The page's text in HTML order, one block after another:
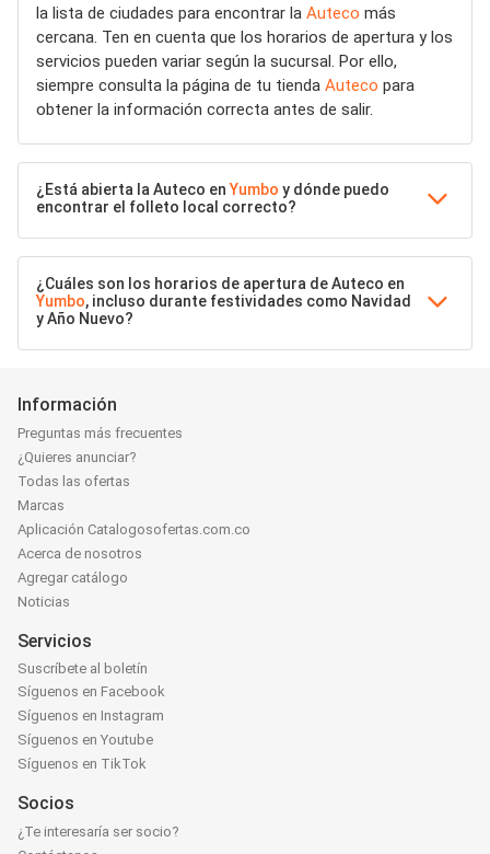
la lista de ciudades para encontrar la Auteco más
cercana. Ten en cuenta que los horarios de apertura y los
servicios pueden variar según la sucursal. Por ello,
siempre consulta la página de tu tienda Auteco para
obtener la información correcta antes de salir.
¿Está abierta la Auteco enYumbo y dónde puedo
encontrar el folleto local correcto?
¿Cuáles son los horarios de apertura de Auteco en
Yumbo, incluso durante festividades como Navidad
y Año Nuevo?
Información
Preguntas más frecuentes
¿Quieres anunciar?
Todas las ofertas
Marcas
Aplicación Catalogosofertas.com.co
Acerca de nosotros
Agregar catálogo
Noticias
Servicios
Suscríbete al boletín
Síguenos en Facebook
Síguenos en Instagram
Síguenos en Youtube
Síguenos en TikTok
Socios
¿Te interesaría ser socio?